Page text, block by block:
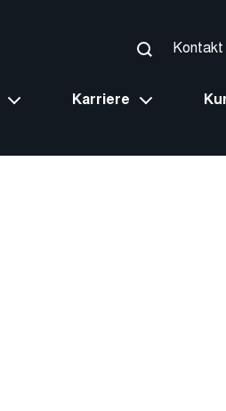
Kontakt
Karriere